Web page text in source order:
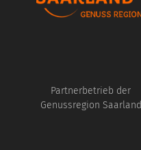
Partnerbetrieb der
Genussregion Saarland